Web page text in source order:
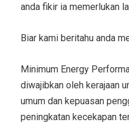
anda fikir ia memerlukan
Biar kami beritahu anda
Minimum Energy
diwajibkan oleh kerajaan
umum dan kepuasan
peningkatan kecekapan